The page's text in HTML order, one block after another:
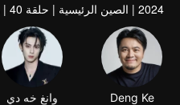
2024
| الصين الرئيسية | حلقة 40 |
Deng Ke
وانغ خه دي